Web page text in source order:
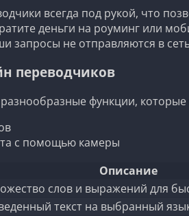
всегда под рукой, что
деньги на роуминг или
запросы не отправляются в
переводчиков
функции,
с помощью камеры
Описание
слов и выражений для
текст на выбранный